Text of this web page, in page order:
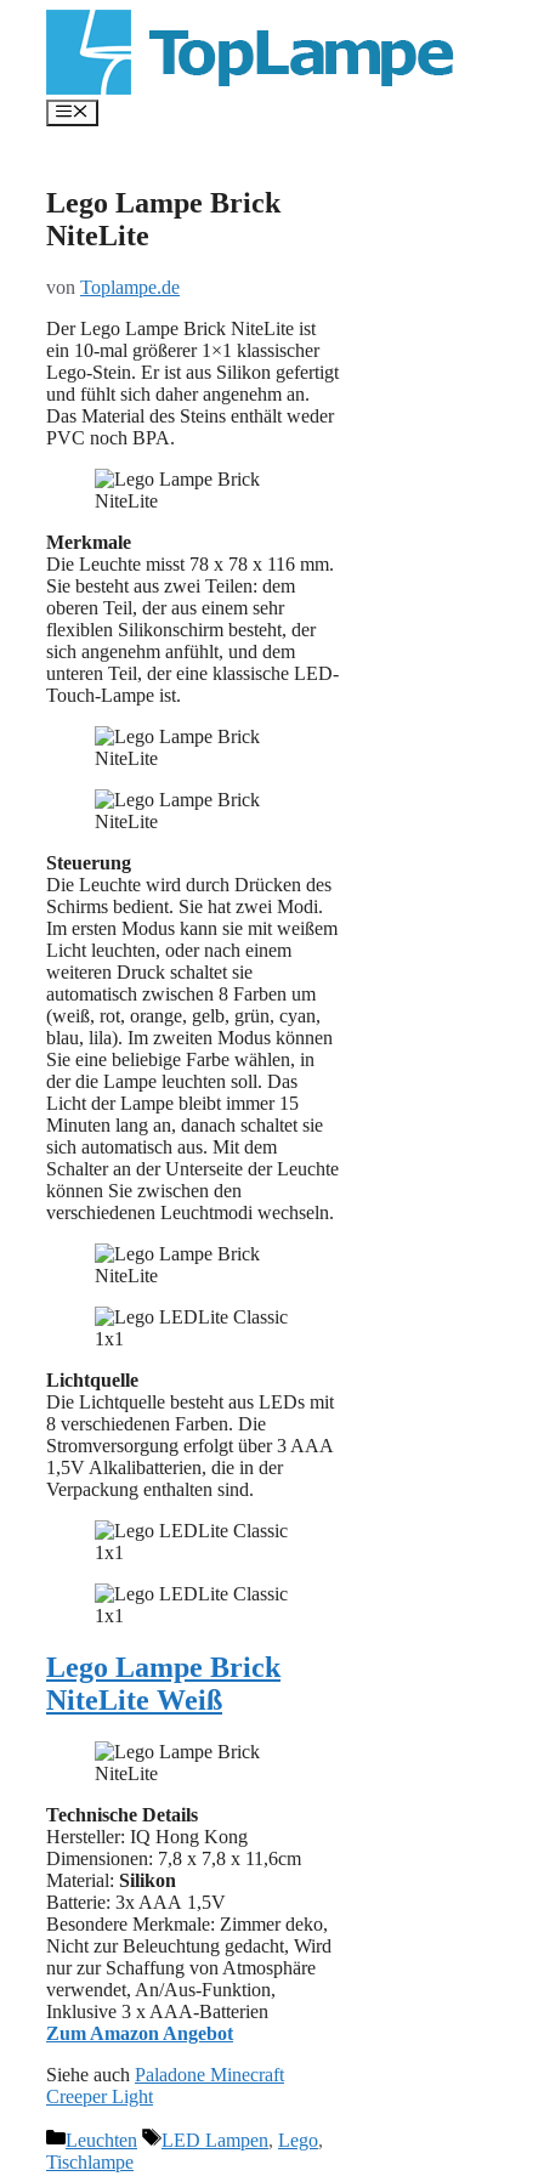
Menü
Lego Lampe Brick
NiteLite
von Toplampe.de
Der Lego Lampe Brick NiteLite ist
ein 10-mal größerer 1×1 klassischer
Lego-Stein. Er ist aus Silikon gefertigt
und fühlt sich daher angenehm an.
Das Material des Steins enthält weder
PVC noch BPA.
Merkmale
Die Leuchte misst 78 x 78 x 116 mm.
Sie besteht aus zwei Teilen: dem
oberen Teil, der aus einem sehr
flexiblen Silikonschirm besteht, der
sich angenehm anfühlt, und dem
unteren Teil, der eine klassische LED-
Touch-Lampe ist.
Steuerung
Die Leuchte wird durch Drücken des
Schirms bedient. Sie hat zwei Modi.
Im ersten Modus kann sie mit weißem
Licht leuchten, oder nach einem
weiteren Druck schaltet sie
automatisch zwischen 8 Farben um
(weiß, rot, orange, gelb, grün, cyan,
blau, lila). Im zweiten Modus können
Sie eine beliebige Farbe wählen, in
der die Lampe leuchten soll. Das
Licht der Lampe bleibt immer 15
Minuten lang an, danach schaltet sie
sich automatisch aus. Mit dem
Schalter an der Unterseite der Leuchte
können Sie zwischen den
verschiedenen Leuchtmodi wechseln.
Lichtquelle
Die Lichtquelle besteht aus LEDs mit
8 verschiedenen Farben. Die
Stromversorgung erfolgt über 3 AAA
1,5V Alkalibatterien, die in der
Verpackung enthalten sind.
Lego Lampe Brick
NiteLite Weiß
Technische Details
Hersteller: IQ Hong Kong
Dimensionen: 7,8 x 7,8 x 11,6cm
Material: Silikon
Batterie: 3x AAA 1,5V
Besondere Merkmale: ‎Zimmer deko,
Nicht zur Beleuchtung gedacht, Wird
nur zur Schaffung von Atmosphäre
verwendet, An/Aus-Funktion,
Inklusive 3 x AAA-Batterien
Zum Amazon Angebot
Siehe auch Paladone Minecraft
Creeper Light
Kategorien
Leuchten Schlagwörter
LED Lampen, Lego,
Tischlampe